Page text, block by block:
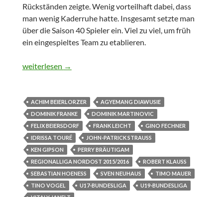
Rückständen zeigte. Wenig vorteilhaft dabei, dass
man wenig Kaderruhe hatte. Insgesamt setzte man
über die Saison 40 Spieler ein. Viel zu viel, um früh
ein eingespieltes Team zu etablieren.
Wieder mal ein Vogel-Abschied – RB Leipzigs
weiterlesen →
ACHIM BEIERLORZER
AGYEMANG DIAWUSIE
DOMINIK FRANKE
DOMINIK MARTINOVIC
FELIX BEIERSDORF
FRANK LEICHT
GINO FECHNER
IDRISSA TOURÉ
JOHN-PATRICK STRAUSS
KEN GIPSON
PERRY BRÄUTIGAM
REGIONALLIGA NORDOST 2015/2016
ROBERT KLAUSS
SEBASTIAN HOENESS
SVEN NEUHAUS
TIMO MAUER
TINO VOGEL
U17-BUNDESLIGA
U19-BUNDESLIGA